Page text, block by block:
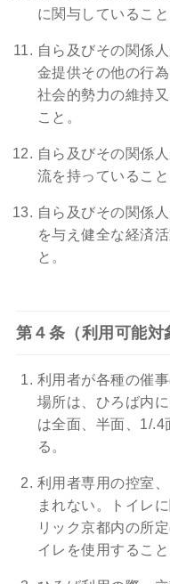
に関与していること
自ら及びその関係
金提供その他の行
社会的勢力の維持
こと。
自ら及びその関係
流を持っていること
自ら及びその関係
を与え健全な経済
と。
第４条（利用可能対
利用者が各種の催
場所は、ひろば内
は全面、半面、1/.4
る。
利用者専用の控室
まれない。トイレ
リック京都内の所
イレを使用すること